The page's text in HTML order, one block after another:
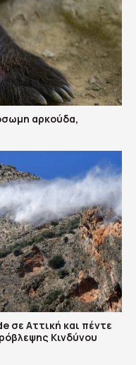
αρκούδα,
σε Αττική και πέντε
Κινδύνου